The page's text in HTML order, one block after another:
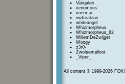
Vangalen
venomous
voetmar
vwfreakvw
whiteangel
Whizmorpheus
Whizmorpheus_82
WillemDeZwijger
Woogy
z3r0-
Zwolsemalloot
_Viper_
All content © 1999-2026 FOK!